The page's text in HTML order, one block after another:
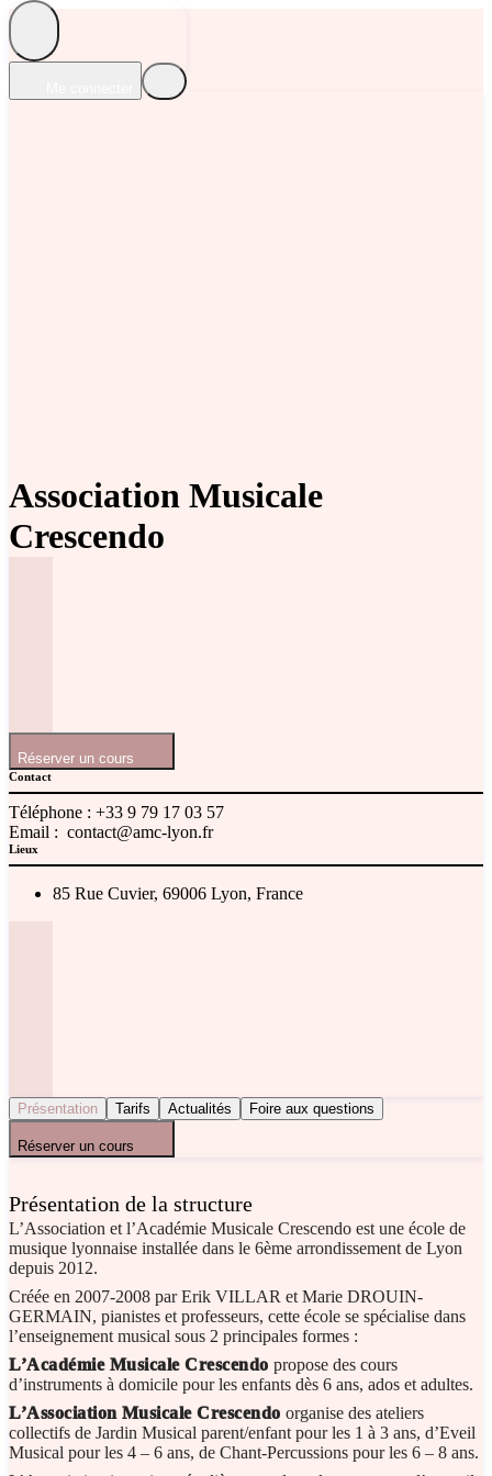
Association Musicale
Crescendo
Réserver un cours
Contact
Téléphone : +33 9 79 17 03 57
Email : contact@amc-lyon.fr
Lieux
85 Rue Cuvier, 69006 Lyon, France
Présentation Tarifs Actualités Foire aux questions
Réserver un cours
Présentation de la structure
L’Association et l’Académie Musicale Crescendo est une école de
musique lyonnaise installée dans le 6ème arrondissement de Lyon
depuis 2012.
Créée en 2007-2008 par Erik VILLAR et Marie DROUIN-
GERMAIN, pianistes et professeurs, cette école se spécialise dans
l’enseignement musical sous 2 principales formes :
L’Académie Musicale Crescendo propose des cours
d’instruments à domicile pour les enfants dès 6 ans, ados et adultes.
L’Association Musicale Crescendo organise des ateliers
collectifs de Jardin Musical parent/enfant pour les 1 à 3 ans, d’Eveil
Musical pour les 4 – 6 ans, de Chant-Percussions pour les 6 – 8 ans.